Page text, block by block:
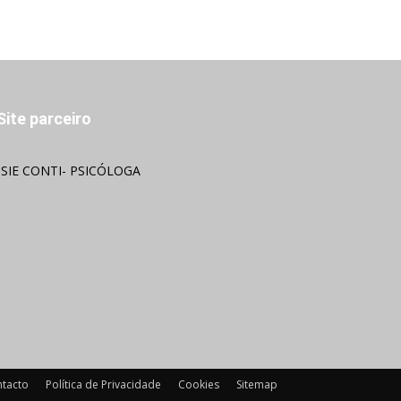
parceiro
CONTI- PSICÓLOGA
Política de Privacidade Cookies Sitemap